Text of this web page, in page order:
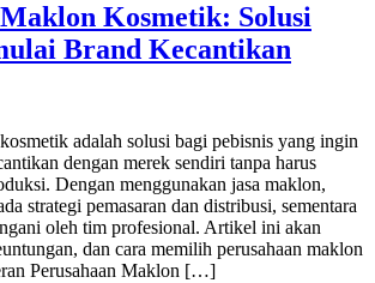
Kosmetik: Solusi
Brand Kecantikan
adalah solusi bagi pebisnis yang ingin
dengan merek sendiri tanpa harus
Dengan menggunakan jasa maklon,
strategi pemasaran dan distribusi, sementara
oleh tim profesional. Artikel ini akan
dan cara memilih perusahaan maklon
Perusahaan Maklon […]